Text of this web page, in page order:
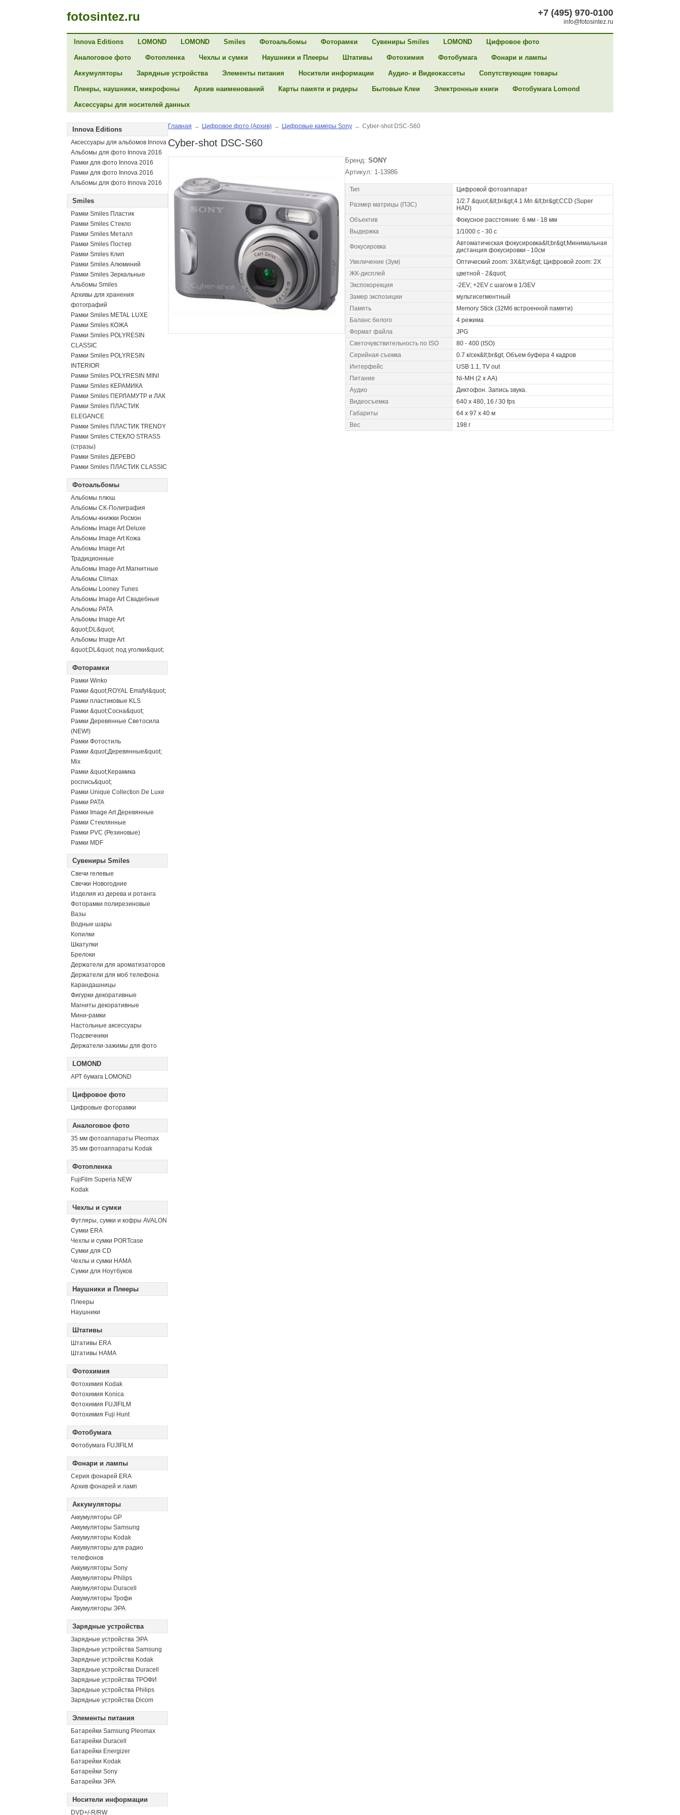
fotosintez.ru +7 (495) 970-0100
info@fotosintez.ru
Innova Editions LOMOND LOMOND Smiles Фотоальбомы Фоторамки Сувениры Smiles LOMOND Цифровое фото
Аналоговое фото Фотопленка Чехлы и сумки Наушники и Плееры Штативы Фотохимия Фотобумага Фонари и лампы
Аккумуляторы Зарядные устройства Элементы питания Носители информации Аудио- и Видеокассеты Сопутствующие товары
Плееры, наушники, микрофоны Архив наименований Карты памяти и ридеры Бытовые Клеи Электронные книги Фотобумага Lomond
Аксессуары для носителей данных
Innova Editions
Аксессуары для альбомов Innova
Альбомы для фото Innova 2016
Рамки для фото Innova 2016
Рамки для фото Innova 2016
Альбомы для фото Innova 2016
Smiles
Рамки Smiles Пластик
Рамки Smiles Стекло
Рамки Smiles Металл
Рамки Smiles Постер
Рамки Smiles Клип
Рамки Smiles Алюминий
Рамки Smiles Зеркальные
Альбомы Smiles
Архивы для хранения
фотографий
Рамки Smiles METAL LUXE
Рамки Smiles КОЖА
Рамки Smiles POLYRESIN
CLASSIC
Рамки Smiles POLYRESIN
INTERIOR
Рамки Smiles POLYRESIN MINI
Рамки Smiles КЕРАМИКА
Рамки Smiles ПЕРЛАМУТР и ЛАК
Рамки Smiles ПЛАСТИК
ELEGANCE
Рамки Smiles ПЛАСТИК TRENDY
Рамки Smiles СТЕКЛО STRASS
(стразы)
Рамки Smiles ДЕРЕВО
Рамки Smiles ПЛАСТИК CLASSIC
Фотоальбомы
Альбомы плюш
Альбомы СК-Полиграфия
Альбомы-книжки Росмэн
Альбомы Image Art Deluxe
Альбомы Image Art Кожа
Альбомы Image Art
Традиционные
Альбомы Image Art Магнитные
Альбомы Climax
Альбомы Looney Tunes
Альбомы Image Art Свадебные
Альбомы PATA
Альбомы Image Art
&quot;DL&quot;
Альбомы Image Art
&quot;DL&quot; под уголки&quot;
Фоторамки
Рамки Winko
Рамки &quot;ROYAL Emafyl&quot;
Рамки пластиковые KLS
Рамки &quot;Сосна&quot;
Рамки Деревянные Светосила
(NEW!)
Рамки Фотостиль
Рамки &quot;Деревянные&quot;
Mix
Рамки &quot;Керамика
роспись&quot;
Рамки Unique Collection De Luxe
Рамки PATA
Рамки Image Art Деревянные
Рамки Стеклянные
Рамки PVC (Резиновые)
Рамки MDF
Сувениры Smiles
Свечи гелевые
Свечки Новогодние
Изделия из дерева и ротанга
Фоторамки полирезиновые
Вазы
Водные шары
Копилки
Шкатулки
Брелоки
Держатели для ароматизаторов
Держатели для моб телефона
Карандашницы
Фигурки декоративные
Магниты декоративные
Мини-рамки
Настольные аксессуары
Подсвечники
Держатели-зажимы для фото
LOMOND
АРТ бумага LOMOND
Цифровое фото
Цифровые фоторамки
Аналоговое фото
35 мм фотоаппараты Pleomax
35 мм фотоаппараты Kodak
Фотопленка
FujiFilm Superia NEW
Kodak
Чехлы и сумки
Футляры, сумки и кофры AVALON
Сумки ERA
Чехлы и сумки PORTcase
Сумки для CD
Чехлы и сумки HAMA
Сумки для Ноутбуков
Наушники и Плееры
Плееры
Наушники
Штативы
Штативы ERA
Штативы HAMA
Фотохимия
Фотохимия Kodak
Фотохимия Konica
Фотохимия FUJIFILM
Фотохимия Fuji Hunt
Фотобумага
Фотобумага FUJIFILM
Фонари и лампы
Серия фонарей ERA
Архив фонарей и ламп
Аккумуляторы
Аккумуляторы GP
Аккумуляторы Samsung
Аккумуляторы Kodak
Аккумуляторы для радио
телефонов
Аккумуляторы Sony
Аккумуляторы Philips
Аккумуляторы Duracell
Аккумуляторы Трофи
Аккумуляторы ЭРА
Зарядные устройства
Зарядные устройства ЭРА
Зарядные устройства Samsung
Зарядные устройства Kodak
Зарядные устройства Duracell
Зарядные устройства ТРОФИ
Зарядные устройства Philips
Зарядные устройства Dicom
Элементы питания
Батарейки Samsung Pleomax
Батарейки Duracell
Батарейки Energizer
Батарейки Kodak
Батарейки Sony
Батарейки ЭРА
Носители информации
DVD+/-R/RW
Главная → Цифровое фото (Архив) → Цифровые камеры Sony → Cyber-shot DSC-S60
Cyber-shot DSC-S60
Бренд: SONY
Артикул: 1-13986
Тип Цифровой фотоаппарат
Размер матрицы (ПЗС)
1/2.7 &quot;&lt;br&gt;4.1 Мп &lt;br&gt;CCD (Super
HAD)
Объектив
Фокусное расстояние: 6 мм - 18 мм
Выдержка
1/1000 c - 30 c
Фокусировка
Автоматическая фокусировка&lt;br&gt;Минимальная
дистанция фокусировки - 10см
Увеличение (Зум)
Оптический zoom: 3X&lt;vr&gt; Цифровой zoom: 2X
ЖК-дисплей
цветной - 2&quot;
Экспокорекция
-2EV; +2EV с шагом в 1/3EV
Замер экспозиции
мультисегментный
Память
Memory Stick (32Мб встроенной памяти)
Баланс белого
4 режима
Формат файла
JPG
Светочувствительность по ISO
80 - 400 (ISO)
Серийная съемка
0.7 к/сек&lt;br&gt; Объем буфера 4 кадров
Интерфейс
USB 1.1, TV out
Питание
Ni-MH (2 х АА)
Аудио
Диктофон. Запись звука.
Видеосъемка
640 x 480, 16 / 30 fps
Габариты
64 x 97 x 40 м
Вес
198 г